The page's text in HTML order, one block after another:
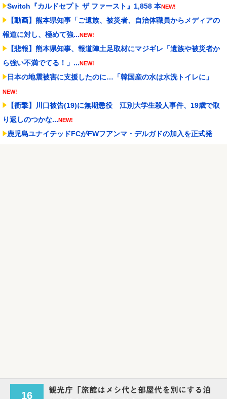
Switch『カルドセプト ザ ファースト』1,858 本NEW!
【動画】熊本県知事「ご遺族、被災者、自治体職員からメディアの
報道に対し、極めて強...NEW!
【悲報】熊本県知事、報道陣土足取材にマジギレ「遺族や被災者か
ら強い不満でてる！」...NEW!
日本の地震被害に支援したのに…「韓国産の水は水洗トイレに」
NEW!
【衝撃】川口被告(19)に無期懲役 江別大学生殺人事件、19歳で取
り返しのつかな...NEW!
鹿児島ユナイテッドFCがFWフアンマ・デルガドの加入を正式発
16
観光庁「旅館はメシ代と部屋代を別にする泊